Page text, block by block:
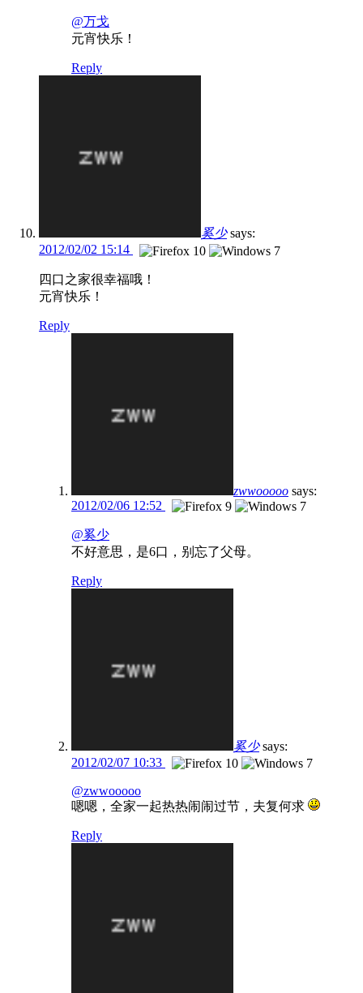
@万戈
元宵快乐！
Reply
奚少 says:
2012/02/02 15:14
四口之家很幸福哦！
元宵快乐！
Reply
zwwooooo says:
2012/02/06 12:52
@奚少
不好意思，是6口，别忘了父母。
Reply
奚少 says:
2012/02/07 10:33
@zwwooooo
嗯嗯，全家一起热热闹闹过节，夫复何求
Reply